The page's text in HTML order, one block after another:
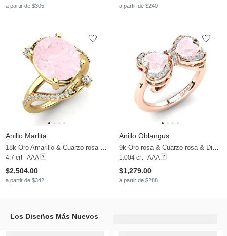
a partir de $305 a partir de $240
Anillo Marlita
4.7 crt - AAA
$2,504.00
a partir de $342
Anillo Oblangus
1.004 crt - AAA
$1,279.00
a partir de $288
Los Diseños Más Nuevos